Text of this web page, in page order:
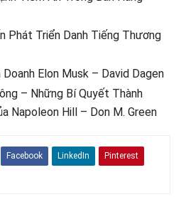
Phát Triển Danh Tiếng Thương
Elon Musk – David Dagen
– Những Bí Quyết Thành
Napoleon Hill – Don M. Green
Facebook LinkedIn Pinterest